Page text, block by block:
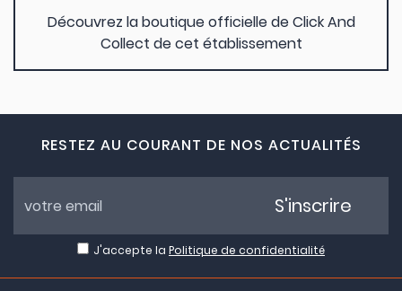
Découvrez la boutique officielle de Click And
Collect de cet établissement
RESTEZ AU COURANT DE NOS ACTUALITÉS
J'accepte la Politique de confidentialité
S'inscrire